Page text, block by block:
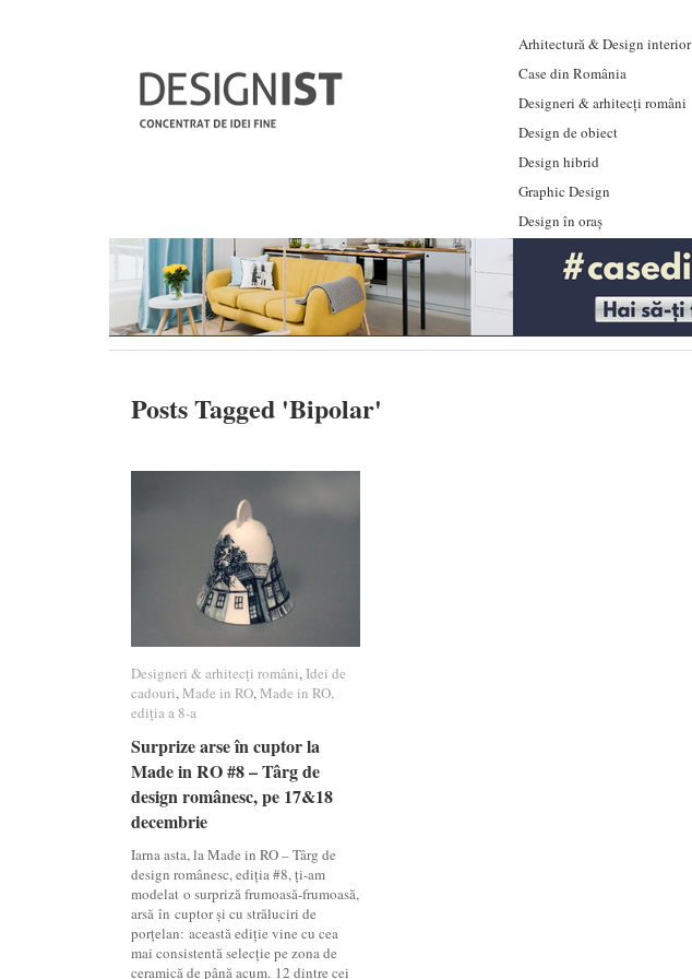
Arhitectură & Design interior
Case din România
Designeri & arhitecți români
Design de obiect
Design hibrid
Graphic Design
Design în oraș
Posts Tagged 'Bipolar'
Designeri & arhitecți români, Idei de
cadouri,Made in RO,Made in RO,
ediția a 8-a
Surprize arse în cuptor la
Made in RO #8 – Târg de
design românesc, pe 17&18
decembrie
Iarna asta, la Made in RO – Târg de
design românesc, ediția #8, ți-am
modelat o surpriză frumoasă-frumoasă,
arsă în cuptor și cu străluciri de
porțelan: această ediție vine cu cea
mai consistentă selecție pe zona de
ceramică de până acum. 12 dintre cei
Designeri & arhitecți români Idei de
cadouri Made in RO Made in RO,
ediția a 8-a
Surprize arse în cuptor la
Made in RO #8 – Târg de
design românesc, pe 17&18
decembrie